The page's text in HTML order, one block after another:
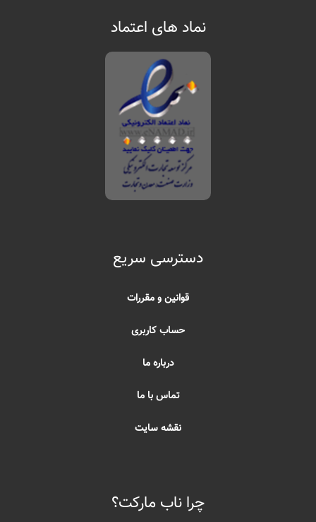
نماد های اعتماد
دسترسی سریع
قوانین و مقررات
حساب کاربری
درباره ما
تماس با ما
نقشه سایت
چرا ناب مارکت؟